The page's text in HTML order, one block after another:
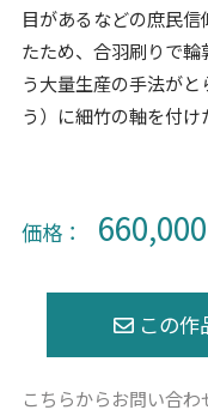
目があるなどの庶民
たため、合羽刷りで
う大量生産の手法が
う）に細竹の軸を付け
価格：
こちらからお問い合わ